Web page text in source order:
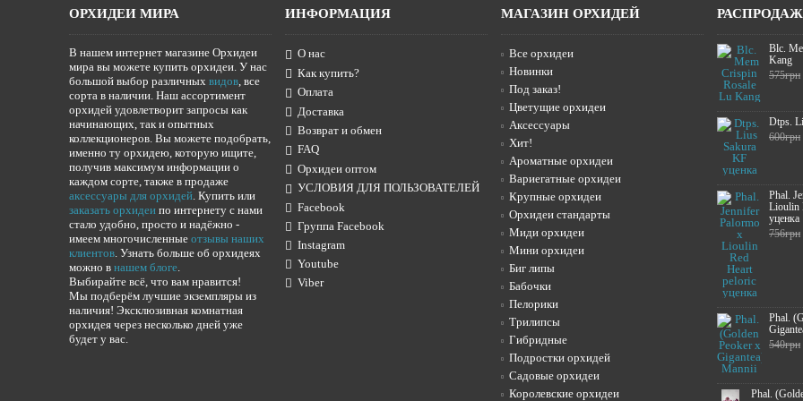
ОРХИДЕИ МИРА
В нашем интернет магазине Орхидеи
мира вы можете купить орхидеи. У нас
большой выбор различных видов, все
сорта в наличии. Наш ассортимент
орхидей удовлетворит запросы как
начинающих, так и опытных
коллекционеров. Вы можете подобрать,
именно ту орхидею, которую ищите,
получив максимум информации о
каждом сорте, также в продаже
аксессуары для орхидей. Купить или
заказать орхидеи по интернету с нами
стало удобно, просто и надёжно -
имеем многочисленные отзывы наших
клиентов. Узнать больше об орхидеях
можно в нашем блоге.
Выбирайте всё, что вам нравится!
Мы подберём лучшие экземпляры из
наличия! Эксклюзивная комнатная
орхидея через несколько дней уже
будет у вас.
ИНФОРМАЦИЯ
О нас
Как купить?
Оплата
Доставка
Возврат и обмен
FAQ
Орхидеи оптом
УСЛОВИЯ ДЛЯ ПОЛЬЗОВАТЕЛЕЙ
Facebook
Группа Facebook
Instagram
Youtube
Viber
МАГАЗИН ОРХИДЕЙ
Все орхидеи
Новинки
Под заказ!
Цветущие орхидеи
Аксессуары
Хит!
Ароматные орхидеи
Вариегатные орхидеи
Крупные орхидеи
Орхидеи стандарты
Миди орхидеи
Мини орхидеи
Биг липы
Бабочки
Пелорики
Трилипсы
Гибридные
Подростки орхидей
Садовые орхидеи
Королевские орхидеи
Blc.
Kang
575грн
Dtps.
600грн
Phal.
Lioulin
уценка
756грн
Phal.
540грн
Phal.